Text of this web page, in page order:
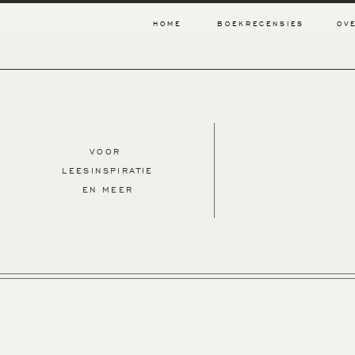
BOEKRECENSIES
HOME
VOOR
LEESINSPIRATIE
EN MEER